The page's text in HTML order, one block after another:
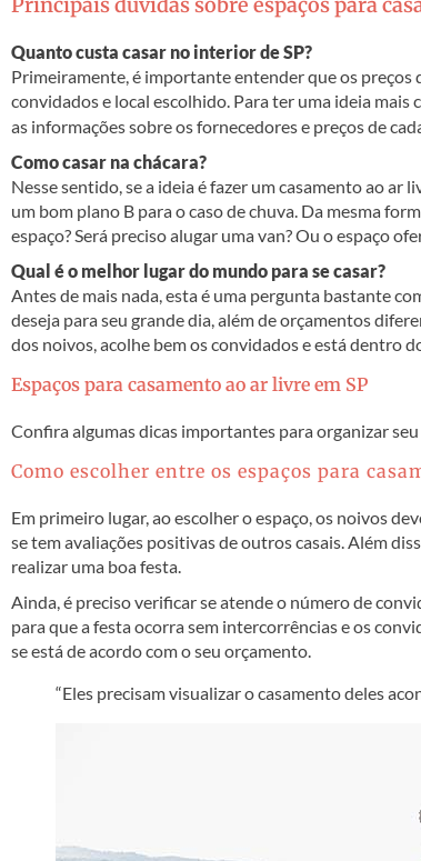
Principais dúvidas sobre espaços para
Quanto custa casar no interior de SP?
Primeiramente, é importante entender que os
convidados e local escolhido. Para ter uma ideia mais
as informações sobre os fornecedores e preços de
Como casar na chácara?
Nesse sentido, se a ideia é fazer um casamento ao
um bom plano B para o caso de chuva. Da mesma
espaço? Será preciso alugar uma van? Ou o espaço
Qual é o melhor lugar do mundo para se casar?
Antes de mais nada, esta é uma pergunta bastante
deseja para seu grande dia, além de orçamentos
dos noivos, acolhe bem os convidados e está dentro
Espaços para casamento ao ar livre em SP
Confira algumas dicas importantes para organizar
Como escolher entre os espaços para
Em primeiro lugar, ao escolher o espaço, os noivos
se tem avaliações positivas de outros casais. Além
realizar uma boa festa.
Ainda, é preciso verificar se atende o número de
para que a festa ocorra sem intercorrências e os
se está de acordo com o seu orçamento.
“Eles precisam visualizar o casamento deles